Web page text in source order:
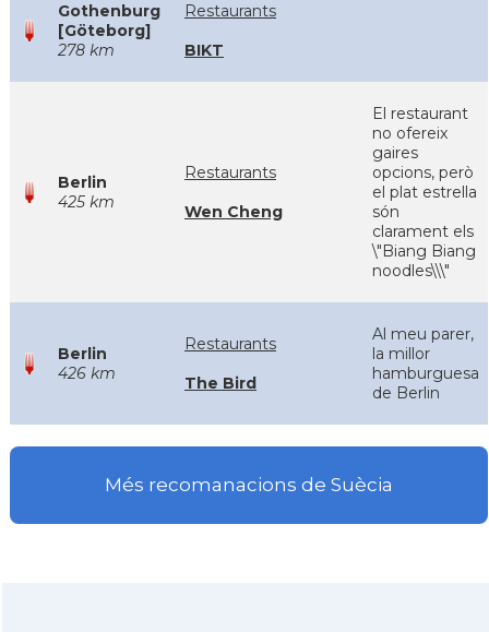
Gothenburg
[Göteborg]
278 km
Restaurants
BIKT
Berlin
425 km
Restaurants
Wen Cheng
El restaurant
no ofereix
gaires
opcions, però
el plat estrella
són
clarament els
\"Biang Biang
noodles\\\"
Berlin
426 km
Restaurants
The Bird
Al meu parer,
la millor
hamburguesa
de Berlin
Més recomanacions de Suècia